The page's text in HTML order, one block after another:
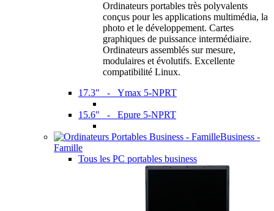
Ordinateurs portables très polyvalents
conçus pour les applications multimédia, la
photo et le développement. Cartes
graphiques de puissance intermédiaire.
Ordinateurs assemblés sur mesure,
modulaires et évolutifs. Excellente
compatibilité Linux.
17.3" - Ymax 5-NPRT
15.6" - Epure 5-NPRT
Business -
Famille
Tous les PC portables business